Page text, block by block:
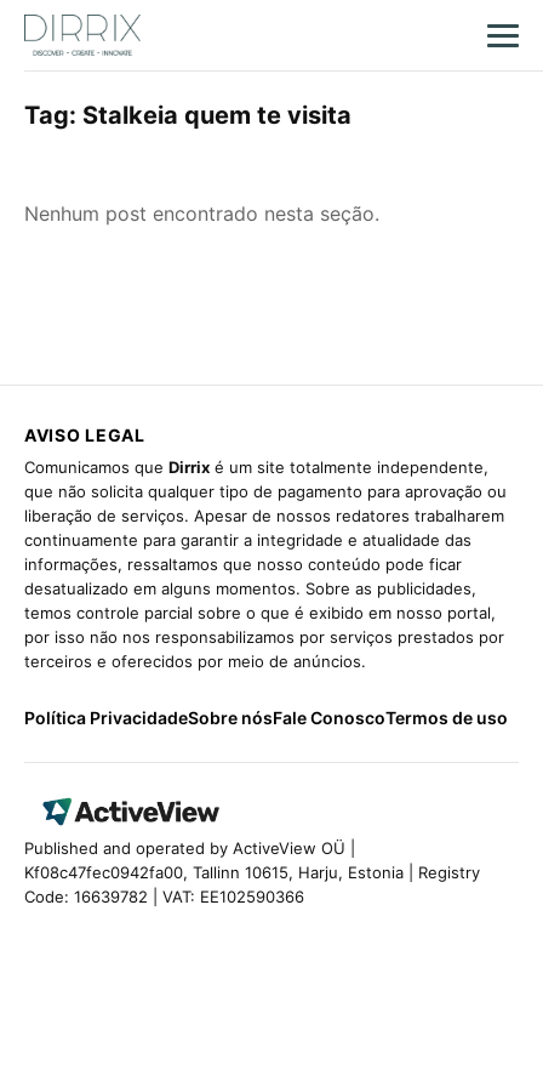
Tag: Stalkeia quem te visita
Nenhum post encontrado nesta seção.
AVISO LEGAL
Comunicamos que Dirrix é um site totalmente independente,
que não solicita qualquer tipo de pagamento para aprovação ou
liberação de serviços. Apesar de nossos redatores trabalharem
continuamente para garantir a integridade e atualidade das
informações, ressaltamos que nosso conteúdo pode ficar
desatualizado em alguns momentos. Sobre as publicidades,
temos controle parcial sobre o que é exibido em nosso portal,
por isso não nos responsabilizamos por serviços prestados por
terceiros e oferecidos por meio de anúncios.
Política PrivacidadeSobre nósFale ConoscoTermos de uso
Published and operated by ActiveView OÜ |
Kf08c47fec0942fa00, Tallinn 10615, Harju, Estonia | Registry
Code: 16639782 | VAT: EE102590366